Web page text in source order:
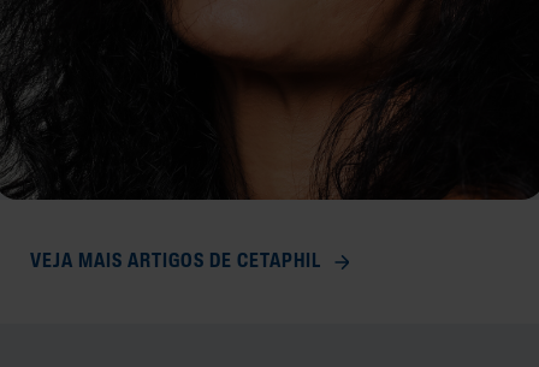
VEJA MAIS ARTIGOS DE CETAPHIL